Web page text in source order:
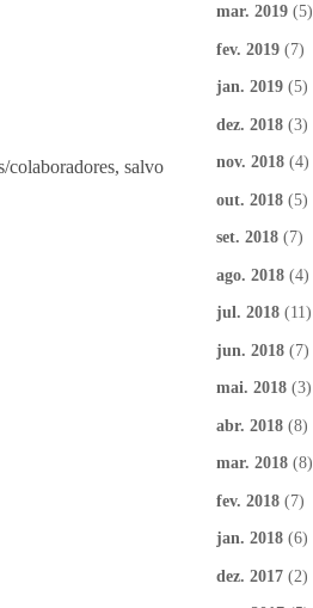
colaboradores, salvo
mar. 2019 (5)
fev. 2019 (7)
jan. 2019 (5)
dez. 2018 (3)
nov. 2018 (4)
out. 2018 (5)
set. 2018 (7)
ago. 2018 (4)
jul. 2018 (11)
jun. 2018 (7)
mai. 2018 (3)
abr. 2018 (8)
mar. 2018 (8)
fev. 2018 (7)
jan. 2018 (6)
dez. 2017 (2)